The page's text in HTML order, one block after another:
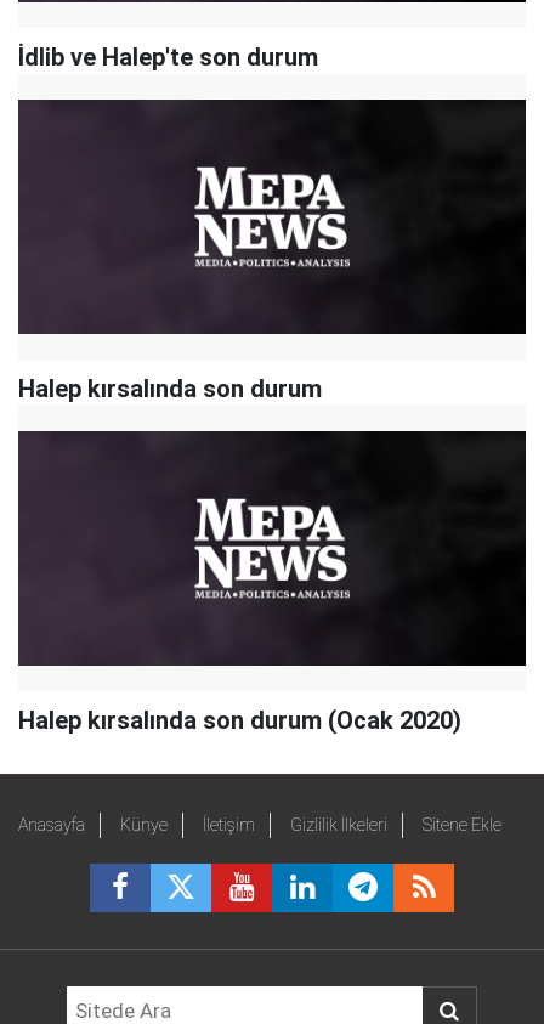
İdlib ve Halep'te son durum
Halep kırsalında son durum
Halep kırsalında son durum (Ocak 2020)
Anasayfa Künye İletişim Gizlilik İlkeleri Sitene Ekle